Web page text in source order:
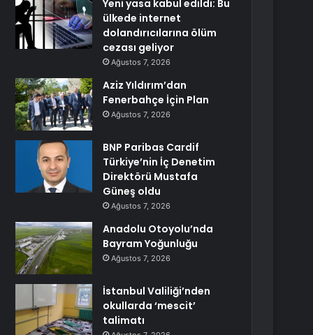
Yeni yasa kabul edildi: Bu
ülkede internet
dolandırıcılarına ölüm
cezası geliyor
Ağustos 7, 2026
Aziz Yıldırım’dan
Fenerbahçe İçin Plan
Ağustos 7, 2026
BNP Paribas Cardif
Türkiye’nin İç Denetim
Direktörü Mustafa
Güneş oldu
Ağustos 7, 2026
Anadolu Otoyolu’nda
Bayram Yoğunluğu
Ağustos 7, 2026
İstanbul Valiliği’nden
okullarda ‘mescit’
talimatı